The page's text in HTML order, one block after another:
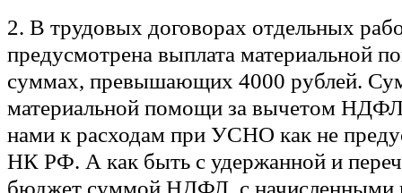
2. В трудовых договорах отдельных
предусмотрена выплата материальной
суммах, превышающих 4000 рублей.
материальной помощи за вычетом НДФЛ
нами к расходам при УСНО как не
НК РФ. А как быть с удержанной и